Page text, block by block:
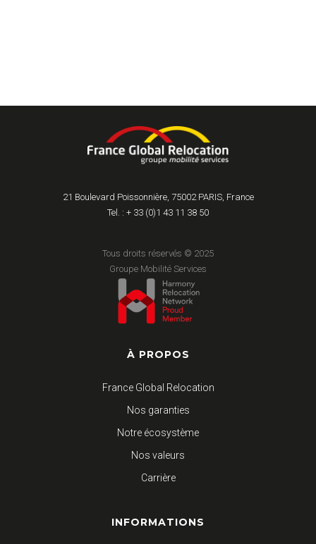
21 Boulevard Poissonnière, 75002 PARIS, France
Tel. : + 33 (0)1 43 11 38 50
Tous droits réservés © 2025
Groupe Mobilité Services
À PROPOS
France Global Relocation
Nos garanties
Notre écosystème
Nos valeurs
Carrière
INFORMATIONS